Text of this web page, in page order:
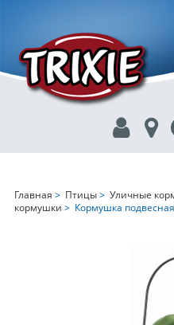
Главная > Птицы> Уличные
кормушки > Кормушка